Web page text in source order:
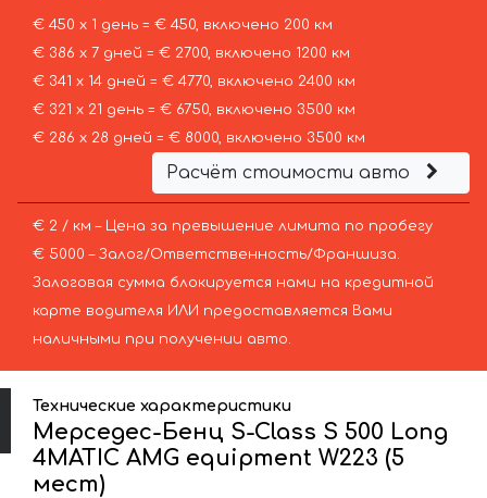
€ 450 х 1 день = € 450, включено 200 км
€ 386 х 7 дней = € 2700, включено 1200 км
€ 341 х 14 дней = € 4770, включено 2400 км
€ 321 х 21 день = € 6750, включено 3500 км
€ 286 х 28 дней = € 8000, включено 3500 км
Расчёт стоимости авто
€ 2 / км – Цена за превышение лимита по пробегу
€ 5000 – Залог/Ответственность/Франшиза.
Залоговая сумма блокируется нами на кредитной
карте водителя ИЛИ предоставляется Вами
наличными при получении авто.
Технические характеристики
Мерседес-Бенц S-Class S 500 Long
4MATIC AMG equipment W223 (5
мест)